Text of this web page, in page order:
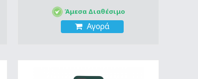
Άμεσα Διαθέσιμο
Αγορά